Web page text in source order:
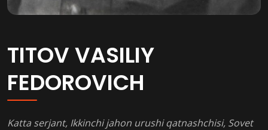
TITOV VASILIY
FEDOROVICH
Katta serjant, Ikkinchi jahon urushi qatnashchisi, Sovet